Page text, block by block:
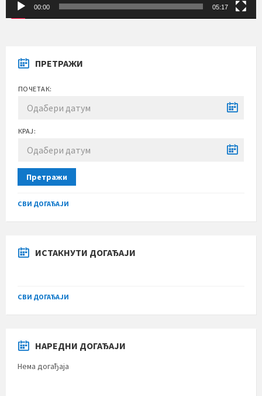
00:00 05:17
ПРЕТРАЖИ
ПОЧЕТАК:
КРАЈ:
Претражи
СВИ ДОГАЂАЈИ
ИСТАКНУТИ ДОГАЂАЈИ
СВИ ДОГАЂАЈИ
НАРЕДНИ ДОГАЂАЈИ
Нема догађаја